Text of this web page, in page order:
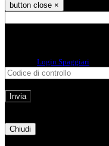
button close ×
Login Spaggiari
Chiudi